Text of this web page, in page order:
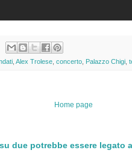
Alex Trolese concerto Palazzo Chigi
Home page
due potrebbe essere